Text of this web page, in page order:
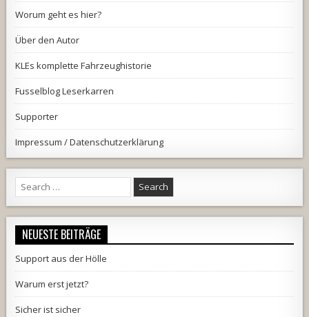
Worum geht es hier?
Über den Autor
KLEs komplette Fahrzeughistorie
Fusselblog Leserkarren
Supporter
Impressum / Datenschutzerklärung
Search
for:
NEUESTE BEITRÄGE
Support aus der Hölle
Warum erst jetzt?
Sicher ist sicher